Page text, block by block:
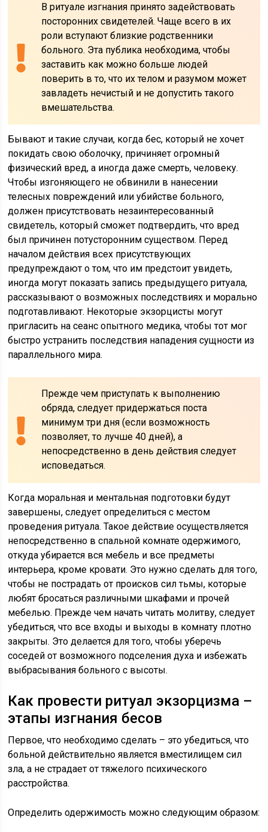
В ритуале изгнания принято задействовать
посторонних свидетелей. Чаще всего в их
роли вступают близкие родственники
больного. Эта публика необходима, чтобы
заставить как можно больше людей
поверить в то, что их телом и разумом может
завладеть нечистый и не допустить такого
вмешательства.
Бывают и такие случаи, когда бес, который не хочет
покидать свою оболочку, причиняет огромный
физический вред, а иногда даже смерть, человеку.
Чтобы изгоняющего не обвинили в нанесении
телесных повреждений или убийстве больного,
должен присутствовать незаинтересованный
свидетель, который сможет подтвердить, что вред
был причинен потусторонним существом. Перед
началом действия всех присутствующих
предупреждают о том, что им предстоит увидеть,
иногда могут показать запись предыдущего ритуала,
рассказывают о возможных последствиях и морально
подготавливают. Некоторые экзорцисты могут
пригласить на сеанс опытного медика, чтобы тот мог
быстро устранить последствия нападения сущности из
параллельного мира.
Прежде чем приступать к выполнению
обряда, следует придержаться поста
минимум три дня (если возможность
позволяет, то лучше 40 дней), а
непосредственно в день действия следует
исповедаться.
Когда моральная и ментальная подготовки будут
завершены, следует определиться с местом
проведения ритуала. Такое действие осуществляется
непосредственно в спальной комнате одержимого,
откуда убирается вся мебель и все предметы
интерьера, кроме кровати. Это нужно сделать для того,
чтобы не пострадать от происков сил тьмы, которые
любят бросаться различными шкафами и прочей
мебелью. Прежде чем начать читать молитву, следует
убедиться, что все входы и выходы в комнату плотно
закрыты. Это делается для того, чтобы уберечь
соседей от возможного подселения духа и избежать
выбрасывания больного с высоты.
Как провести ритуал экзорцизма –
этапы изгнания бесов
Первое, что необходимо сделать – это убедиться, что
больной действительно является вместилищем сил
зла, а не страдает от тяжелого психического
расстройства.
Определить одержимость можно следующим образом: